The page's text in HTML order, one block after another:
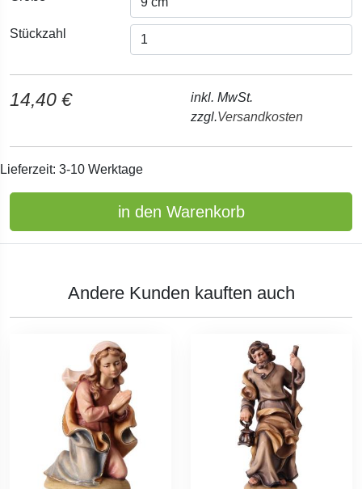
Stückzahl
14,40 €
inkl. MwSt.
zzgl.Versandkosten
Lieferzeit: 3-10 Werktage
in den Warenkorb
Andere Kunden kauften auch